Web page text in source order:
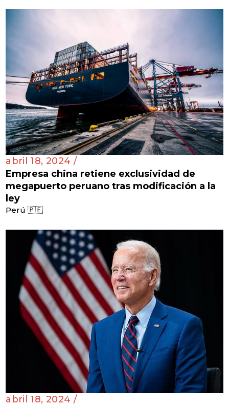
abril 18, 2024 /
Empresa china retiene exclusividad de
megapuerto peruano tras modificación a la
ley
Perú 🇵🇪
abril 18, 2024 /